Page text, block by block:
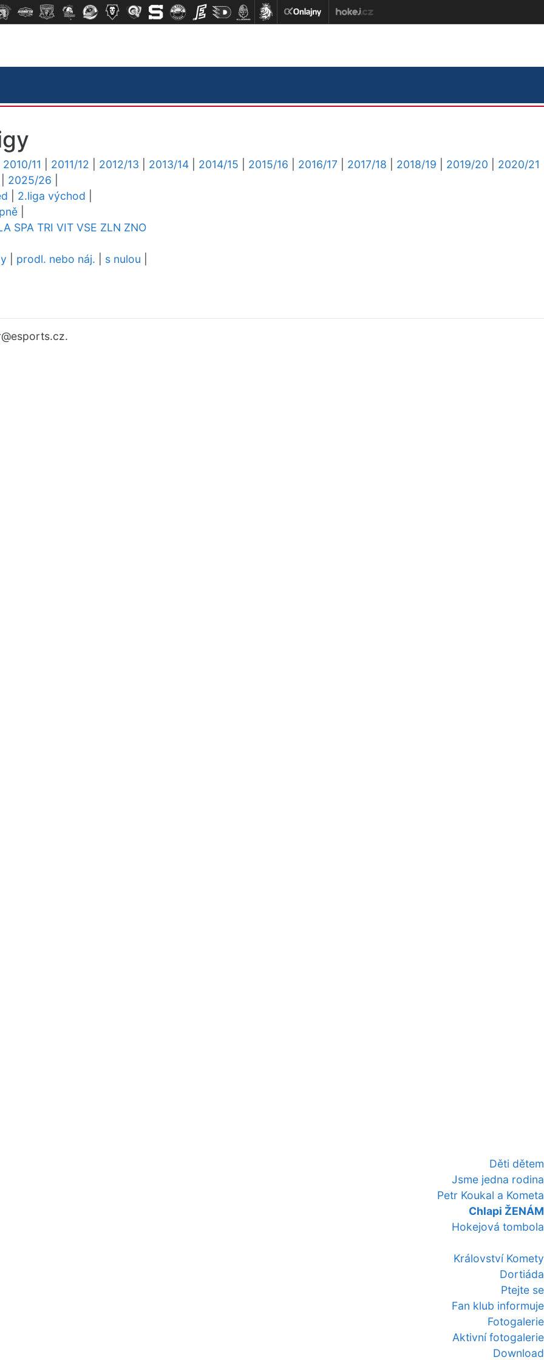
Děti dětem
Jsme jedna rodina
Petr Koukal a Kometa
Chlapi ŽENÁM
Hokejová tombola
Království Komety
Dortiáda
Ptejte se
Fan klub informuje
Fotogalerie
Aktivní fotogalerie
Download
2010/11 2011/12 2012/13 2013/14 2014/15 2015/16 2016/17 2017/18 2018/19 2019/20
2020/21
2025/26
2.liga východ
SPA TRI VIT VSE ZLN ZNO
prodl. nebo náj. s nulou
@esports.cz.